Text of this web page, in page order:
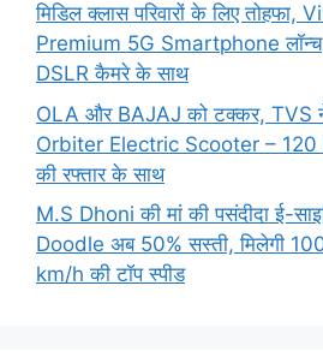
मिडिल क्लास परिवारों के लिए तोहफा,
Premium 5G Smartphone
DSLR कैमरे के साथ
OLA और BAJAJ को टक्कर, TVS
Orbiter Electric Scooter –
की रफ्तार के साथ
M.S Dhoni की मां की पसंदीदा ई-
Doodle अब 50% सस्ती, मिलेगी
km/h की टॉप स्पीड